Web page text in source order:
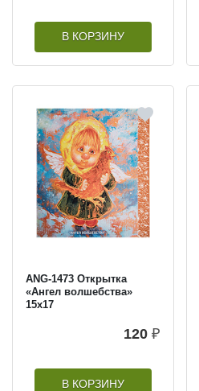
В КОРЗИНУ
ANG-1473 Открытка
«Ангел волшебства»
15х17
120 ₽
В КОРЗИНУ